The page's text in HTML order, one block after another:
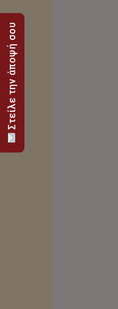
Στείλε την άποψή σου